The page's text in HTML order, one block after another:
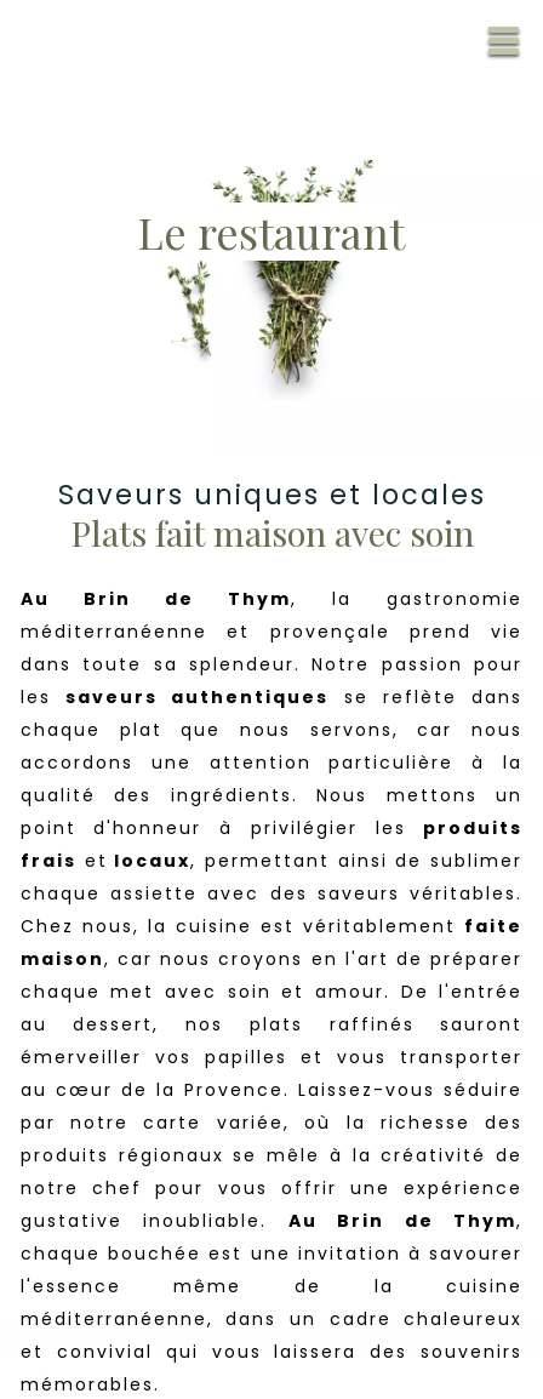
Le restaurant
Saveurs uniques et locales
Plats fait maison avec soin
Au Brin de Thym, la gastronomie
méditerranéenne et provençale prend vie
dans toute sa splendeur. Notre passion pour
lessaveurs authentiques
se reflète dans
chaque plat que nous servons, car nous
accordons une attention particulière à la
qualité des ingrédients. Nous mettons un
point d'honneur à privilégier les produits
frais et locaux, permettant ainsi de sublimer
chaque assiette avec des saveurs véritables.
Chez nous, la cuisine est véritablement faite
maison, car nous croyons en l'art de préparer
chaque met avec soin et amour. De l'entrée
au dessert, nos plats raffinés sauront
émerveiller vos papilles et vous transporter
au cœur de la Provence. Laissez-vous séduire
par notre carte variée, où la richesse des
produits régionaux se mêle à la créativité de
notre chef pour vous offrir une expérience
gustative inoubliable. Au Brin de Thym,
chaque bouchée est une invitation à savourer
l'essence même de la cuisine
méditerranéenne, dans un cadre chaleureux
et convivial qui vous laissera des souvenirs
mémorables.